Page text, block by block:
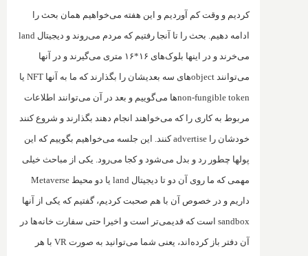
کردیم و وقت کم آوردیم و این هفته می‌خواهیم همان بحث را
ادامه دهیم. بحث را تا آنجا رفتیم که مردم می‌روند و دیجیتال land
می‌خرند و در اینها بلوک‌های ۱۶*۱۶ متری می‌گیرند و در آنها
می‌توانند objectهای سه بعدیشان را بگذارند که ما به آنها NFT یا
non-fungible tokenها می‌گوییم و بعد در آن می‌توانند اطلاعات
مربوط به کاری را که می‌خواهند انجام دهند بگذارند و شروع کنند
خودشان را advertiseکنند. این جلسه می‌خواهیم بگوییم که این
پولها چطور رد و بدل می‌شود و کجا می‌رود. یکی از مباحث خیلی
مهمی که ما روی آن دو تا دیجیتال land یا دو محیط Metaverse
داریم و در خصوص آن با هم صحبت کردیم، گفتیم که یکی از آنها
sandbox است که قدیمی‌تر است و اخیرا حتی سفارت خانه‌ها در
آن دفتر باز کرده‌اند، یعنی شما می‌توانید به صورت VR با هر